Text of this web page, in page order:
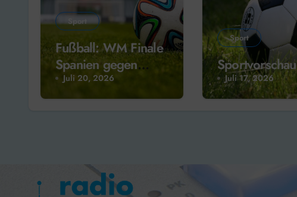
Sport
Fußball: WM Finale
Spanien gegen
Argentinien
Juli 20, 2026
Sport
Sportvorschau
Juli 17, 2026